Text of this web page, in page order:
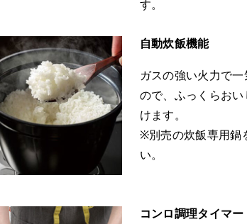
す。
自動炊飯機能
ガスの強い火力で
ので、ふっくらお
けます。
※別売の炊飯専用鍋
い。
コンロ調理タイマー